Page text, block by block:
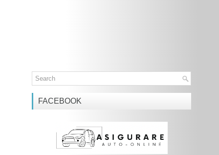
FACEBOOK